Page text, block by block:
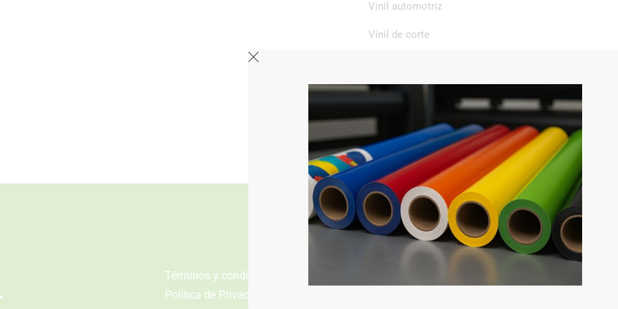
Vinil automotriz
Vinil de corte
Vinil textil
Términos y condiciones
Política de Privacidad